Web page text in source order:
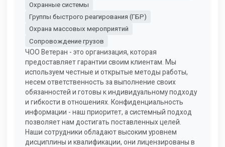
Охранные системы
Группы быстрого реагирования (ГБР)
Охрана массовых мероприятий
Сопровождение грузов
ЧОО Ветеран - это организация, которая
предоставляет гарантии своим клиентам. Мы
используем честные и открытые методы работы,
несем ответственность за выполнение своих
обязанностей и готовы к индивидуальному подходу
и гибкости в отношениях. Конфиденциальность
информации - наш приоритет, а системный подход
позволяет нам достигать поставленных целей.
Наши сотрудники обладают высоким уровнем
дисциплины и квалификации, они лицензированы в